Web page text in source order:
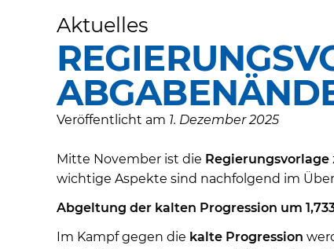
Aktuelles
Veröffentlicht am 1. Dezember 2025
Mitte November ist die Regierungsvorlage
wichtige Aspekte sind nachfolgend im
Abgeltung der kalten Progression um
Im Kampf gegen die kalte Progression